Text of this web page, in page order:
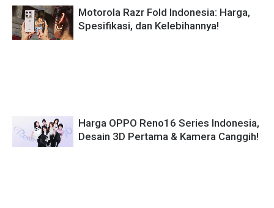
Motorola Razr Fold Indonesia: Harga,
Spesifikasi, dan Kelebihannya!
Harga OPPO Reno16 Series Indonesia,
Desain 3D Pertama & Kamera Canggih!